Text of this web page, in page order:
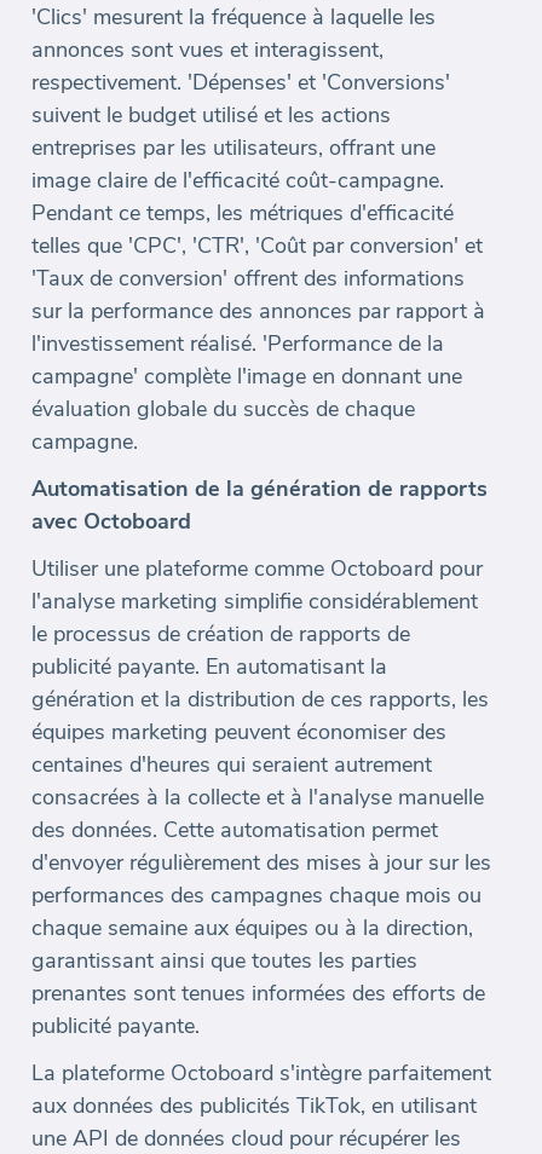
'Clics' mesurent la fréquence à laquelle les
annonces sont vues et interagissent,
respectivement. 'Dépenses' et 'Conversions'
suivent le budget utilisé et les actions
entreprises par les utilisateurs, offrant une
image claire de l'efficacité coût-campagne.
Pendant ce temps, les métriques d'efficacité
telles que 'CPC', 'CTR', 'Coût par conversion' et
'Taux de conversion' offrent des informations
sur la performance des annonces par rapport à
l'investissement réalisé. 'Performance de la
campagne' complète l'image en donnant une
évaluation globale du succès de chaque
campagne.
Automatisation de la génération de rapports
avec Octoboard
Utiliser une plateforme comme Octoboard pour
l'analyse marketing simplifie considérablement
le processus de création de rapports de
publicité payante. En automatisant la
génération et la distribution de ces rapports, les
équipes marketing peuvent économiser des
centaines d'heures qui seraient autrement
consacrées à la collecte et à l'analyse manuelle
des données. Cette automatisation permet
d'envoyer régulièrement des mises à jour sur les
performances des campagnes chaque mois ou
chaque semaine aux équipes ou à la direction,
garantissant ainsi que toutes les parties
prenantes sont tenues informées des efforts de
publicité payante.
La plateforme Octoboard s'intègre parfaitement
aux données des publicités TikTok, en utilisant
une API de données cloud pour récupérer les